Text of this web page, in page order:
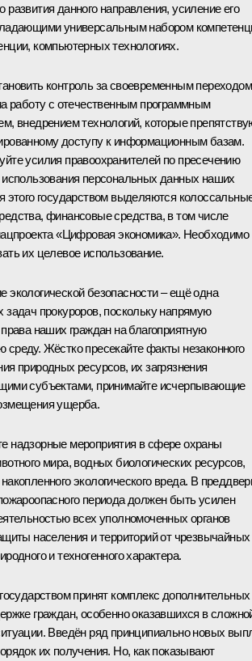
развития данного направления, усиление его
универсальным набором
компьютерных технологиях.
контроль за своевременным переходом
работу с отечественным программным
внедрением технологий, которые
доступу к информационным базам.
усилия правоохранителей по пресечению
использования персональных данных наших
этого государством выделяются
финансовые средства, в том числе
«Цифровая экономика». Необходимо
их целевое использование.
экологической безопасности ‒ ещё одна
задач прокуроров, поскольку напрямую
права наших граждан на благоприятную
Жёстко пресекайте факты незаконного
природных ресурсов, их загрязнения
субъектами, принимайте исчерпывающие
ущерба.
надзорные мероприятия в сфере охраны
мира, водных биологических ресурсов,
экологического вреда. В
периода должен быть усилен
всех уполномоченных органов
населения и территорий от чрезвычайных
и техногенного характера.
принят комплекс дополнительных
граждан, особенно оказавшихся в
Введён ряд принципиально новых
их получения. Но, как показывают